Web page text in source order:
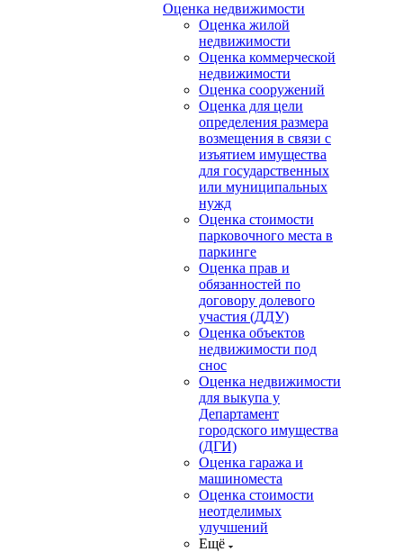
Оценка недвижимости
Оценка жилой
недвижимости
Оценка коммерческой
недвижимости
Оценка сооружений
Оценка для цели
определения размера
возмещения в связи с
изъятием имущества
для государственных
или муниципальных
нужд
Оценка стоимости
парковочного места в
паркинге
Оценка прав и
обязанностей по
договору долевого
участия (ДДУ)
Оценка объектов
недвижимости под
снос
Оценка недвижимости
для выкупа у
Департамент
городского имущества
(ДГИ)
Оценка гаража и
машиноместа
Оценка стоимости
неотделимых
улучшений
Ещё